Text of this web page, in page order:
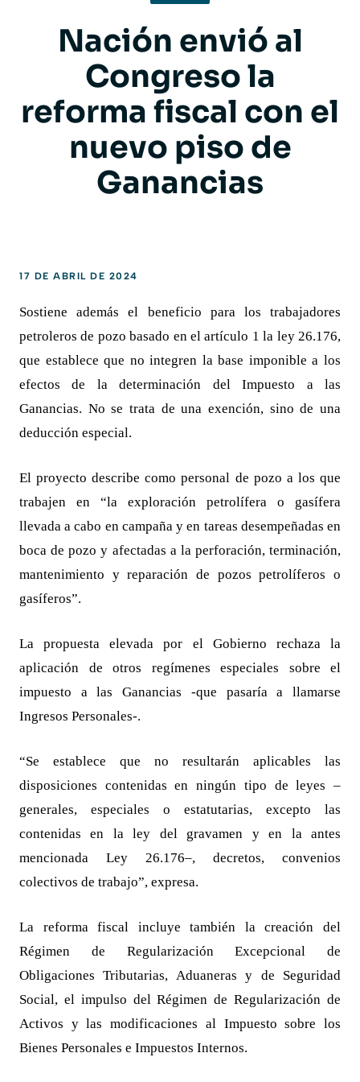
Nación envió al
Congreso la
reforma fiscal con el
nuevo piso de
Ganancias
17 DE ABRIL DE 2024
Sostiene además el beneficio para los trabajadores
petroleros de pozo basado en el artículo 1 la ley 26.176,
que establece que no integren la base imponible a los
efectos de la determinación del Impuesto a las
Ganancias. No se trata de una exención, sino de una
deducción especial.
El proyecto describe como personal de pozo a los que
trabajen en “la exploración petrolífera o gasífera
llevada a cabo en campaña y en tareas desempeñadas en
boca de pozo y afectadas a la perforación, terminación,
mantenimiento y reparación de pozos petrolíferos o
gasíferos”.
La propuesta elevada por el Gobierno rechaza la
aplicación de otros regímenes especiales sobre el
impuesto a las Ganancias -que pasaría a llamarse
Ingresos Personales-.
“Se establece que no resultarán aplicables las
disposiciones contenidas en ningún tipo de leyes –
generales, especiales o estatutarias, excepto las
contenidas en la ley del gravamen y en la antes
mencionada Ley 26.176–, decretos, convenios
colectivos de trabajo”, expresa.
La reforma fiscal incluye también la creación del
Régimen de Regularización Excepcional de
Obligaciones Tributarias, Aduaneras y de Seguridad
Social, el impulso del Régimen de Regularización de
Activos y las modificaciones al Impuesto sobre los
Bienes Personales e Impuestos Internos.